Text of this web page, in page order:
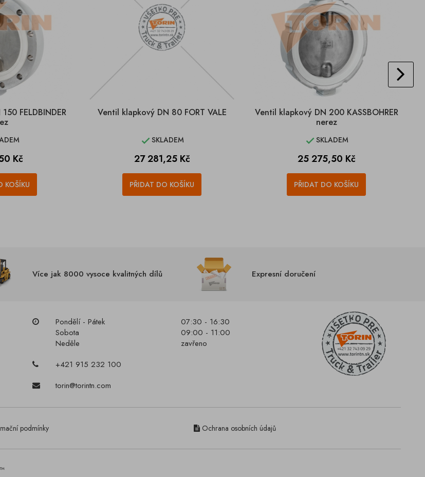
FELDBINDER
Kč
KOŠÍKU
Ventil klapkový DN 80 FORT VALE
SKLADEM
Cena
27 281,25 Kč
PŘIDAT DO KOŠÍKU
Ventil klapkový DN 200 KASSBOHRER
nerez
SKLADEM
Cena
25 275,50 Kč
PŘIDAT DO KOŠÍKU
Více jak 8000 vysoce kvalitných dílů Expresní doručení
Pondělí - Pátek
07:30 - 16:30
Sobota
09:00 - 11:00
Neděle
zavřeno
+421 915 232 100
torin@torintn.com
podmínky Ochrana osobních údajů